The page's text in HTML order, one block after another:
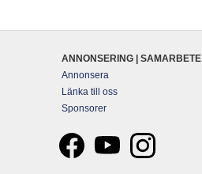
ANNONSERING | SAMARBETE
Annonsera
Länka till oss
Sponsorer